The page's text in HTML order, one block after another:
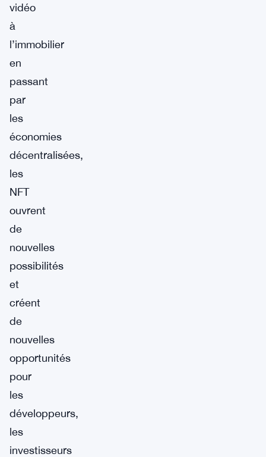
vidéo
à
l’immobilier
en
passant
par
les
économies
décentralisées,
les
NFT
ouvrent
de
nouvelles
possibilités
et
créent
de
nouvelles
opportunités
pour
les
développeurs,
les
investisseurs